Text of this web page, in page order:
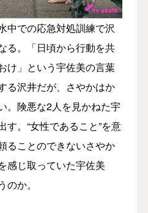
中での応急対処訓練で沢
る。「日頃から行動を共
け」という宇佐美の言葉
る沢井だが、さやかはか
。険悪な2人を見かねた宇
す。“女性であること”を意
ることのできないさやか
感じ取っていた宇佐美
か。